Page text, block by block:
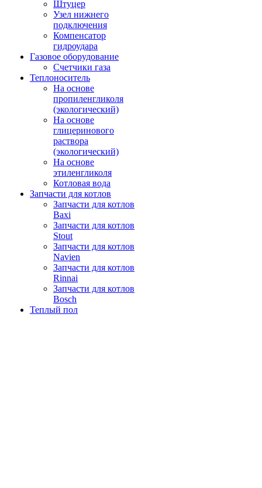
Штуцер
Узел нижнего
подключения
Компенсатор
гидроудара
Газовое оборудование
Счетчики газа
Теплоноситель
На основе
пропиленгликоля
(экологический)
На основе
глицеринового
раствора
(экологический)
На основе
этиленгликоля
Котловая вода
Запчасти для котлов
Запчасти для котлов
Baxi
Запчасти для котлов
Stout
Запчасти для котлов
Navien
Запчасти для котлов
Rinnai
Запчасти для котлов
Bosch
Теплый пол